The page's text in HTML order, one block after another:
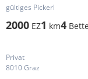
Klimaanalage
gültiges Pickerl
2000 EZ1 km4
Privat
8010 Graz